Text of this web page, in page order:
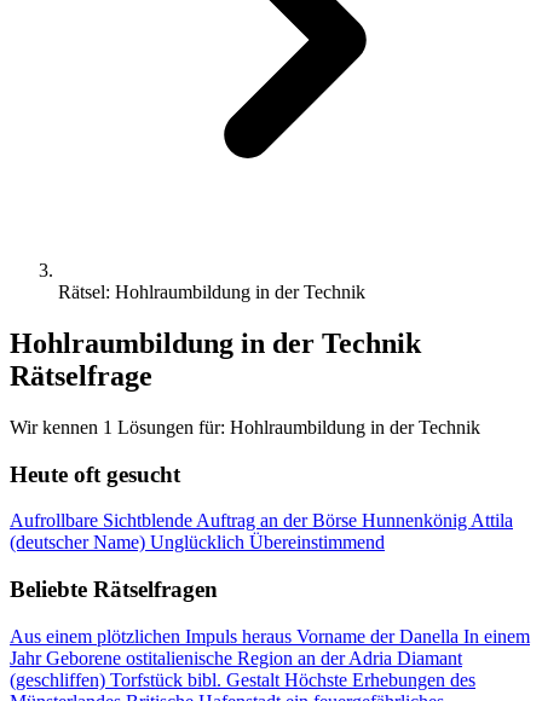
Rätsel: Hohlraumbildung in der Technik
Hohlraumbildung in der Technik
Rätselfrage
Wir kennen 1 Lösungen für: Hohlraumbildung in der Technik
Heute oft gesucht
Aufrollbare Sichtblende Auftrag an der Börse Hunnenkönig Attila
(deutscher Name) Unglücklich Übereinstimmend
Beliebte Rätselfragen
Aus einem plötzlichen Impuls heraus Vorname der Danella In einem
Jahr Geborene ostitalienische Region an der Adria Diamant
(geschliffen) Torfstück bibl. Gestalt Höchste Erhebungen des